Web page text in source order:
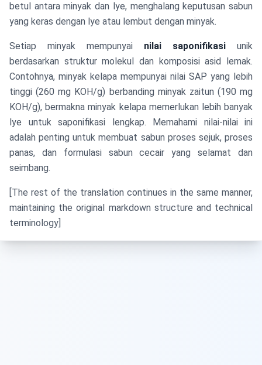
betul antara minyak dan lye, menghalang keputusan sabun
yang keras dengan lye atau lembut dengan minyak.
Setiap minyak mempunyai nilai saponifikasi unik
berdasarkan struktur molekul dan komposisi asid lemak.
Contohnya, minyak kelapa mempunyai nilai SAP yang lebih
tinggi (260 mg KOH/g) berbanding minyak zaitun (190 mg
KOH/g), bermakna minyak kelapa memerlukan lebih banyak
lye untuk saponifikasi lengkap. Memahami nilai-nilai ini
adalah penting untuk membuat sabun proses sejuk, proses
panas, dan formulasi sabun cecair yang selamat dan
seimbang.
[The rest of the translation continues in the same manner,
maintaining the original markdown structure and technical
terminology]